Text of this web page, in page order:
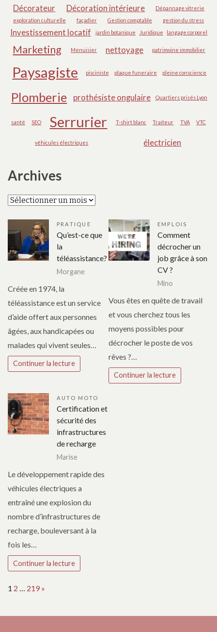
Décorateur Décoration intérieure
Dépannage vitrerie
exploration culturelle
façadier Gestion comptable gestion du stress
Investissement locatif jardin botanique Juridique langage corporel
Marketing Menuisier nettoyage patrimoine immobilier
Paysagiste pisciniste plaque funeraire pleine conscience
Plomberie prothésiste ongulaire Quartiers prisés Lyon
santé SEO Serrurier T-shirt blanc Traiteur TVA VTC
véhicules électriques électricien
Archives
Archives
PRATIQUE
Qu’est-ce que
la
téléassistance?
Morgane
Créée en 1974, la
téléassistance est un service
d’aide offert aux personnes
âgées, aux handicapées ou
malades qui vivent seules…
Continuer la lecture
EMPLOIS
Comment
décrocher un
job grâce à son
CV ?
Mino
Vous êtes en quête de travail
et vous cherchez tous les
moyens possibles pour
décrocher le poste de vos
rêves ?…
Continuer la lecture
AUTO MOTO
Certification et
sécurité des
infrastructures
de recharge
Marise
Le développement rapide des
véhicules électriques a
entraîné une explosion du
nombre d’infrastructures de
recharge, bouleversant à la
fois les…
Continuer la lecture
Page:
1 2 … 219 Next
»